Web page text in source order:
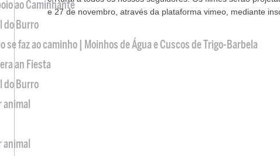
e 27 de novembro, através da plataforma vimeo, mediante
ao Caminhante
do Burro
se faz ao caminho | Moinhos de Água e Cuscos de Trigo-Barbela
an Fiesta
do Burro